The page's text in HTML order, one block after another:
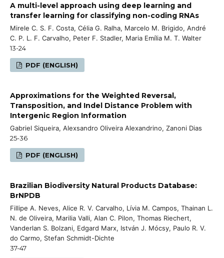
A multi-level approach using deep learning and
transfer learning for classifying non-coding RNAs
Mirele C. S. F. Costa, Célia G. Ralha, Marcelo M. Brigido, André
C. P. L. F. Carvalho, Peter F. Stadler, Maria Emília M. T. Walter
13-24
PDF (ENGLISH)
Approximations for the Weighted Reversal,
Transposition, and Indel Distance Problem with
Intergenic Region Information
Gabriel Siqueira, Alexsandro Oliveira Alexandrino, Zanoni Dias
25-36
PDF (ENGLISH)
Brazilian Biodiversity Natural Products Database:
BrNPDB
Fillipe A. Neves, Alice R. V. Carvalho, Lívia M. Campos, Thainan L.
N. de Oliveira, Marilia Valli, Alan C. Pilon, Thomas Riechert,
Vanderlan S. Bolzani, Edgard Marx, István J. Mócsy, Paulo R. V.
do Carmo, Stefan Schmidt-Dichte
37-47